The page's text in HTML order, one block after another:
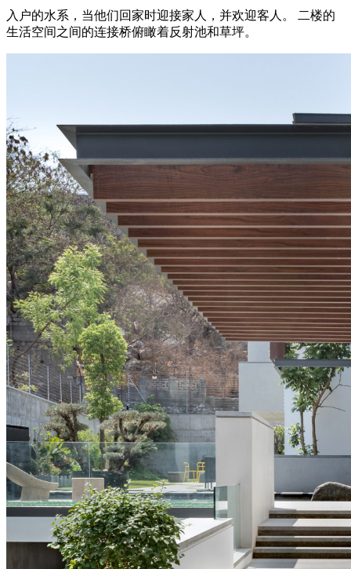
入户的水系，当他们回家时迎接家人，并欢迎客人。 二楼的
生活空间之间的连接桥俯瞰着反射池和草坪。